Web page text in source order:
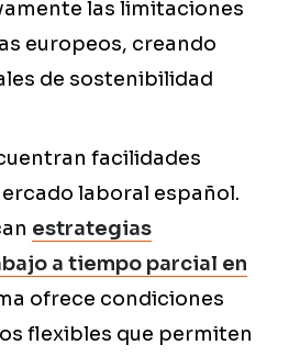
las limitaciones
europeos, creando
de sostenibilidad
facilidades
laboral español.
estrategias
a tiempo parcial en
ofrece condiciones
flexibles que permiten